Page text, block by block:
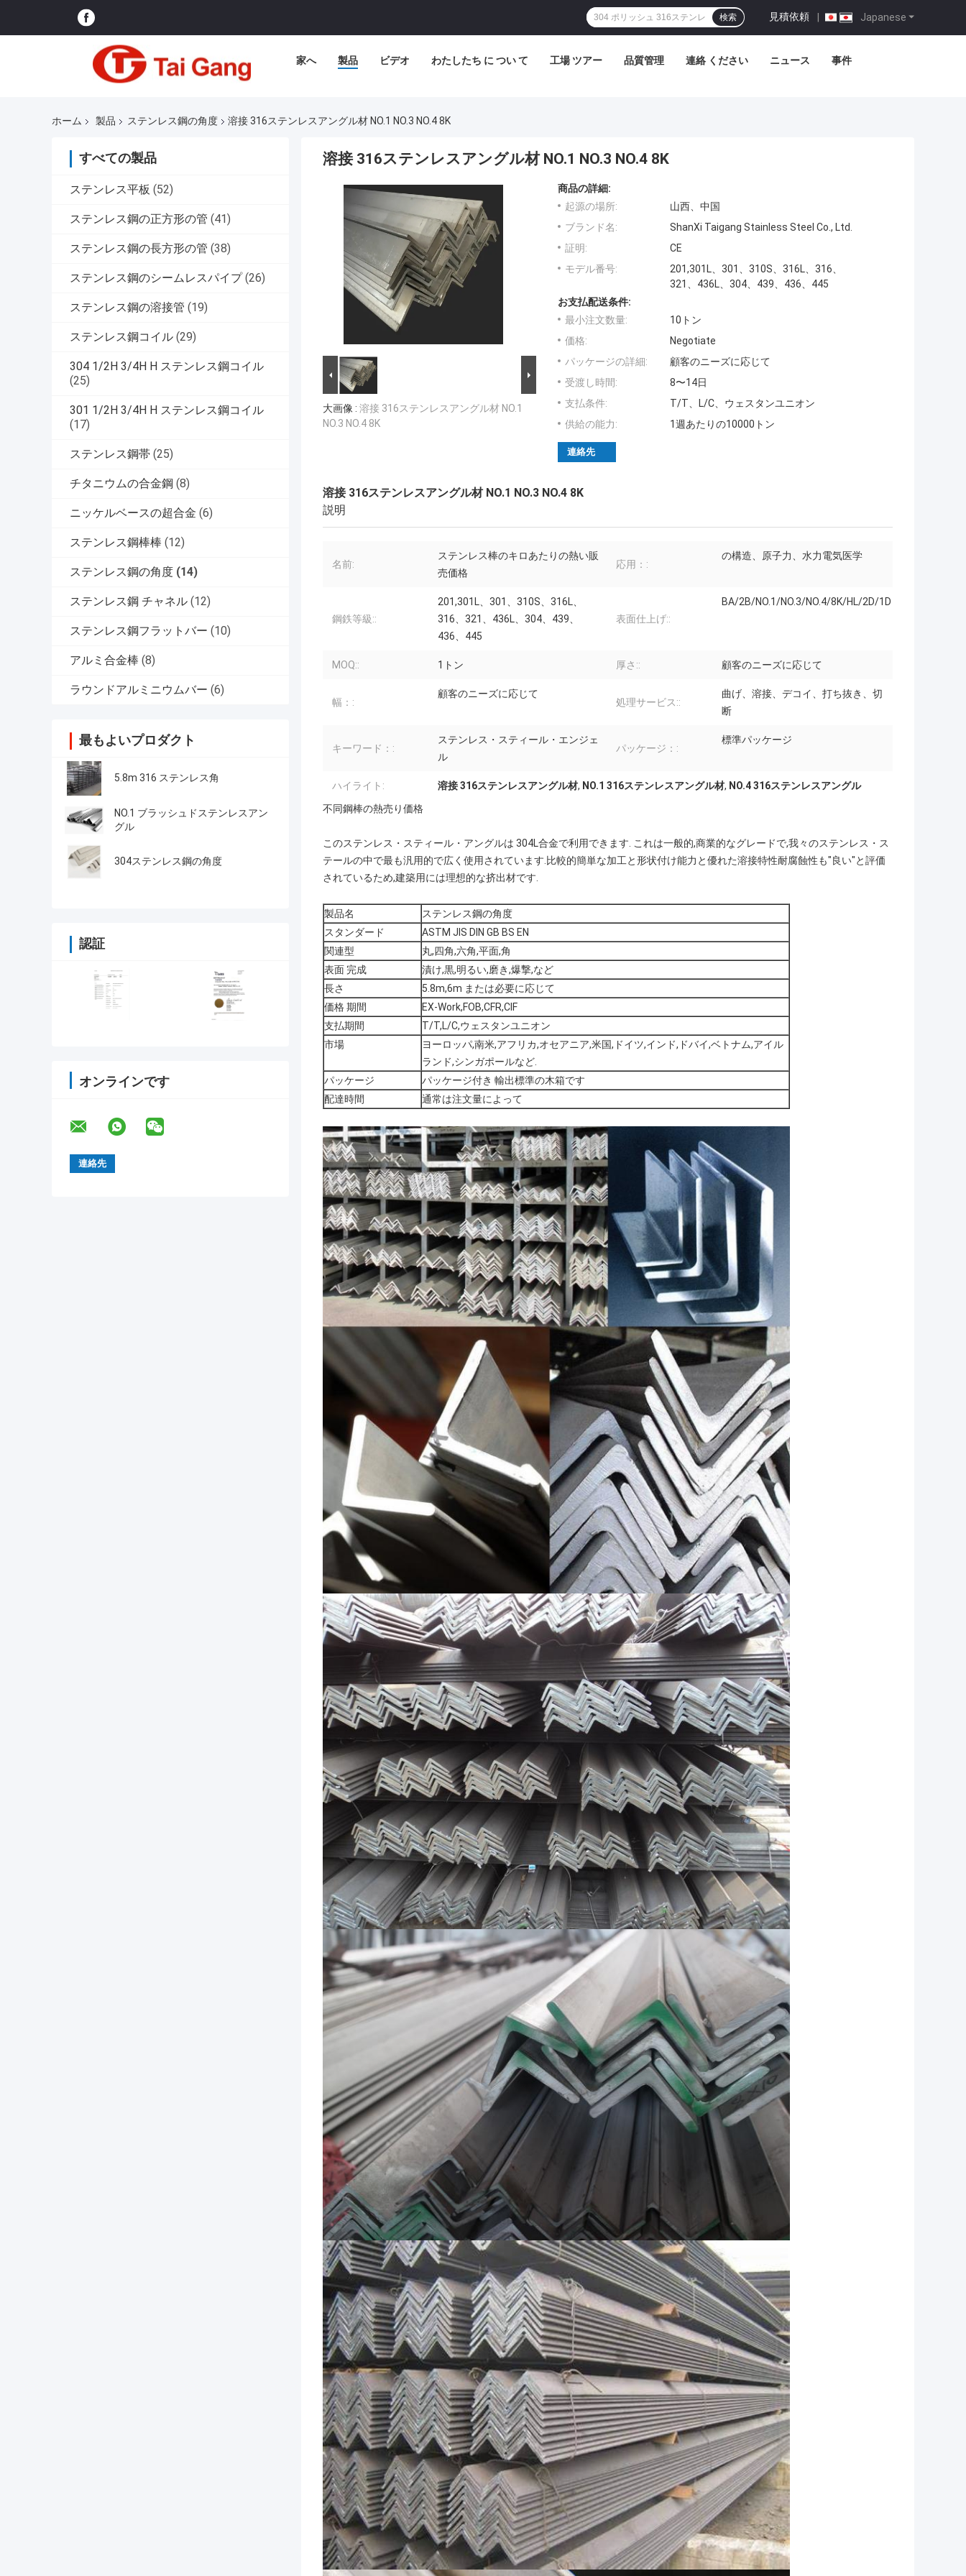
Japanese
見積依頼 |
検索
家へ 製品 ビデオ わたしたち に つい て 工場 ツアー 品質管理 連絡 ください ニュース 事件
ホーム 製品 ステンレス鋼の角度 溶接 316ステンレスアングル材 NO.1 NO.3 NO.4 8K
すべての製品
ステンレス平板 (52)
ステンレス鋼の正方形の管 (41)
ステンレス鋼の長方形の管 (38)
ステンレス鋼のシームレスパイプ (26)
ステンレス鋼の溶接管 (19)
ステンレス鋼コイル (29)
304 1/2H 3/4H H ステンレス鋼コイル
(25)
301 1/2H 3/4H H ステンレス鋼コイル
(17)
ステンレス鋼帯 (25)
チタニウムの合金鋼 (8)
ニッケルベースの超合金 (6)
ステンレス鋼棒棒 (12)
ステンレス鋼の角度 (14)
ステンレス鋼 チャネル (12)
ステンレス鋼フラットバー (10)
アルミ合金棒 (8)
ラウンドアルミニウムバー (6)
最もよいプロダクト
5.8m 316 ステンレス角
NO.1 ブラッシュドステンレスアン
グル
304ステンレス鋼の角度
認証
オンラインです
溶接 316ステンレスアングル材 NO.1 NO.3 NO.4 8K
大画像 : 溶接 316ステンレスアングル材 NO.1
NO.3 NO.4 8K
商品の詳細:
起源の場所:
山西、中国
ブランド名:
ShanXi Taigang Stainless Steel Co., Ltd.
証明:
CE
モデル番号:
201,301L、301、310S、316L、316、
321、436L、304、439、436、445
お支払配送条件:
最小注文数量:
10トン
価格:
Negotiate
パッケージの詳細:
顧客のニーズに応じて
受渡し時間:
8〜14日
支払条件:
T/T、L/C、ウェスタンユニオン
供給の能力:
1週あたりの10000トン
連絡先
溶接 316ステンレスアングル材 NO.1 NO.3 NO.4 8K
説明
名前:
ステンレス棒のキロあたりの熱い販
売価格
応用：:
の構造、原子力、水力電気医学
鋼鉄等級::
201,301L、301、310S、316L、
316、321、436L、304、439、
436、445
表面仕上げ::
BA/2B/NO.1/NO.3/NO.4/8K/HL/2D/1D
MOQ:: 1トン 厚さ:: 顧客のニーズに応じて
幅：:
顧客のニーズに応じて
処理サービス::
曲げ、溶接、デコイ、打ち抜き、切
断
キーワード：:
ステンレス・スティール・エンジェ
ル
パッケージ：:
標準パッケージ
ハイライト: 溶接 316ステンレスアングル材, NO.1 316ステンレスアングル材, NO.4 316ステンレスアングル
不同鋼棒の熱売り価格
このステンレス・スティール・アングルは 304L合金で利用できます. これは一般的,商業的なグレードで,我々のステンレス・ス
テールの中で最も汎用的で広く使用されています.比較的簡単な加工と形状付け能力と優れた溶接特性耐腐蝕性も"良い"と評価
されているため,建築用には理想的な挤出材です.
製品名
ステンレス鋼の角度
スタンダード
ASTM JIS DIN GB BS EN
関連型
丸,四角,六角,平面,角
表面 完成
漬け,黒,明るい,磨き,爆撃,など
長さ
5.8m,6m または必要に応じて
価格 期間
EX-Work,FOB,CFR,CIF
支払期間
T/T,L/C,ウェスタンユニオン
市場
ヨーロッパ,南米,アフリカ,オセアニア,米国,ドイツ,インド,ドバイ,ベトナム,アイル
ランド,シンガポールなど.
パッケージ
パッケージ付き 輸出標準の木箱です
配達時間
通常は注文量によって